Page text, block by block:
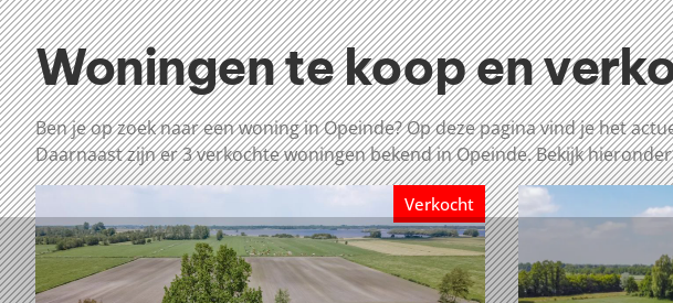
Woningen te koop en
Ben je op zoek naar een woning in Opeinde? Op deze pagina vind je het
Daarnaast zijn er 3 verkochte woningen bekend in Opeinde. Bekijk
Verkocht